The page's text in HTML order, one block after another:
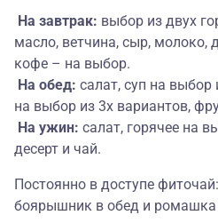
На завтрак: выбор из двух
масло, ветчина, сыр, молоко,
кофе – на выбор.
На обед: салат, суп на выбор
на выбор из 3х вариантов,
На ужин: салат, горячее на
десерт и чай.
Постоянно в доступе
боярышник в обед и ромашка